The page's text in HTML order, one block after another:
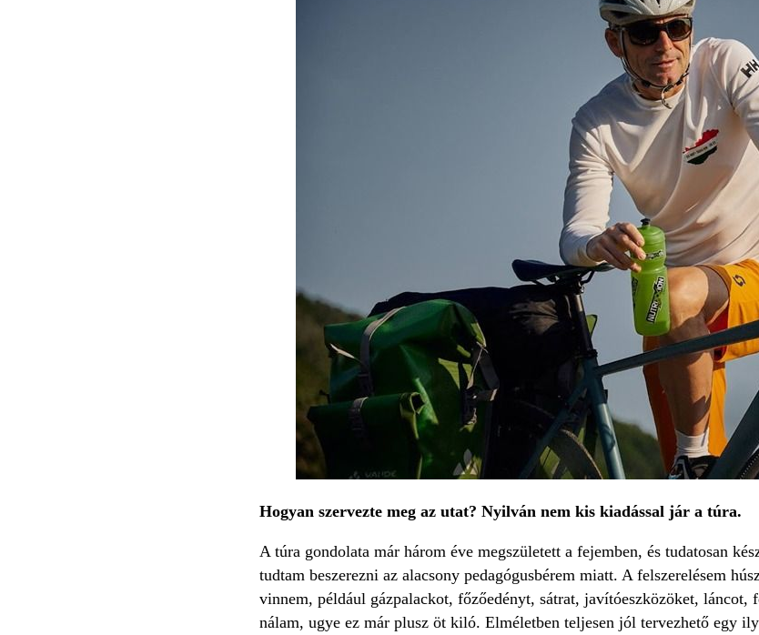
Hogyan szervezte meg az utat? Nyilván nem kis kiadással jár a túra.
A túra gondolata már három éve megszületett a fejemben, és tudatosan
tudtam beszerezni az alacsony pedagógusbérem miatt. A felszerelésem
vinnem, például gázpalackot, főzőedényt, sátrat, javítóeszközöket,
nálam, ugye ez már plusz öt kiló. Elméletben teljesen jól tervezhető egy